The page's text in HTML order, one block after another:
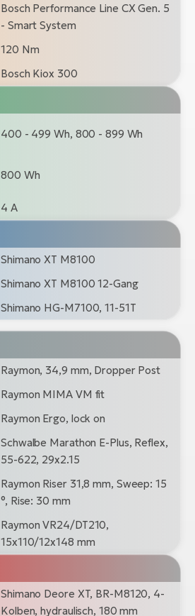
Bosch Performance Line CX Gen. 5
- Smart System
120 Nm
Bosch Kiox 300
400 - 499 Wh, 800 - 899 Wh
800 Wh
4 A
Shimano XT M8100
Shimano XT M8100 12-Gang
Shimano HG-M7100, 11-51T
Raymon, 34,9 mm, Dropper Post
Raymon MIMA VM fit
Raymon Ergo, lock on
Schwalbe Marathon E-Plus, Reflex,
55-622, 29x2.15
Raymon Riser 31,8 mm, Sweep: 15
°, Rise: 30 mm
Raymon VR24/DT210,
15x110/12x148 mm
Shimano Deore XT, BR-M8120, 4-
Kolben, hydraulisch, 180 mm